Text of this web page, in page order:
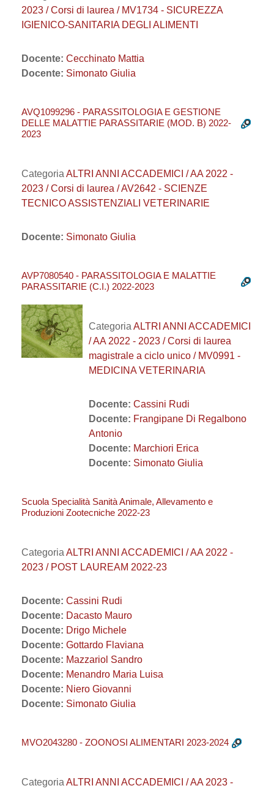
2023 / Corsi di laurea / MV1734 - SICUREZZA
IGIENICO-SANITARIA DEGLI ALIMENTI
Docente: Cecchinato Mattia
Docente: Simonato Giulia
AVQ1099296 - PARASSITOLOGIA E GESTIONE
DELLE MALATTIE PARASSITARIE (MOD. B) 2022-
2023
Categoria ALTRI ANNI ACCADEMICI / AA 2022 -
2023 / Corsi di laurea / AV2642 - SCIENZE
TECNICO ASSISTENZIALI VETERINARIE
Docente: Simonato Giulia
AVP7080540 - PARASSITOLOGIA E MALATTIE
PARASSITARIE (C.I.) 2022-2023
Categoria ALTRI ANNI ACCADEMICI
/ AA 2022 - 2023 / Corsi di laurea
magistrale a ciclo unico / MV0991 -
MEDICINA VETERINARIA
Docente: Cassini Rudi
Docente: Frangipane Di Regalbono
Antonio
Docente: Marchiori Erica
Docente: Simonato Giulia
Scuola Specialità Sanità Animale, Allevamento e
Produzioni Zootecniche 2022-23
Categoria ALTRI ANNI ACCADEMICI / AA 2022 -
2023 / POST LAUREAM 2022-23
Docente: Cassini Rudi
Docente: Dacasto Mauro
Docente: Drigo Michele
Docente: Gottardo Flaviana
Docente: Mazzariol Sandro
Docente: Menandro Maria Luisa
Docente: Niero Giovanni
Docente: Simonato Giulia
MVO2043280 - ZOONOSI ALIMENTARI 2023-2024
Categoria ALTRI ANNI ACCADEMICI / AA 2023 -